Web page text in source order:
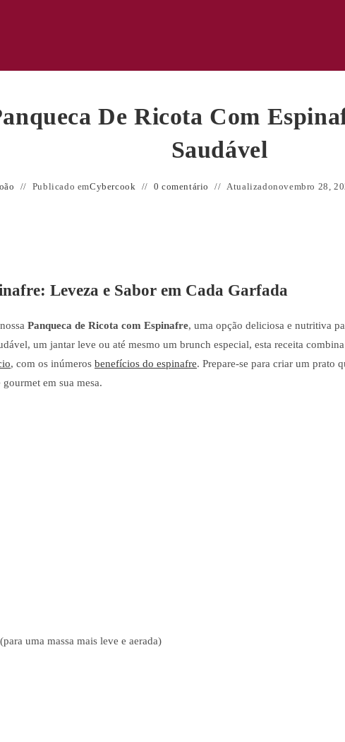
De Ricota Com
Saudável
Publicado emCybercook 0 comentário Atualizadonovembro 28,
Leveza e Sabor em Cada Garfada
Panqueca de Ricota com Espinafre, uma opção deliciosa e nutritiva
um jantar leve ou até mesmo um brunch especial, esta receita combina
, com os inúmeros benefícios do espinafre. Prepare-se para criar um prato
em sua mesa.
(para uma massa mais leve e aerada)